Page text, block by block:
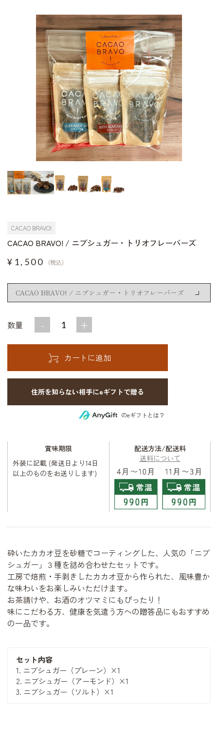
CACAO BRAVO!
CACAO BRAVO! / ニブシュガー・トリオフレーバーズ
¥1,500 (税込)
数量 - +
住所を知らない相手にeギフトで贈る
のeギフトとは？
賞味期限
外装に記載 (発送日より14日
以上のものをお送りします)
配送方法/配送料
送料について
砕いたカカオ豆を砂糖でコーティングした、人気の「ニブ
シュガー」３種を詰め合わせたセットです。
工房で焙煎・手剥きしたカカオ豆から作られた、風味豊か
な味わいをお楽しみいただけます。
お茶請けや、お酒のオツマミにもぴったり！
味にこだわる方、健康を気遣う方への贈答品にもおすすめ
の一品です。
セット内容
1. ニブシュガー（プレーン）×1
2. ニブシュガー（アーモンド）×1
3. ニブシュガー（ソルト）×1